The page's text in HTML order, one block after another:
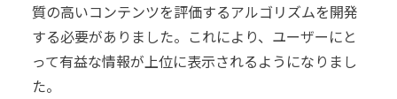
質の高いコンテンツを評価するアルゴリズムを開発
する必要がありました。これにより、ユーザーにと
って有益な情報が上位に表示されるようになりまし
た。